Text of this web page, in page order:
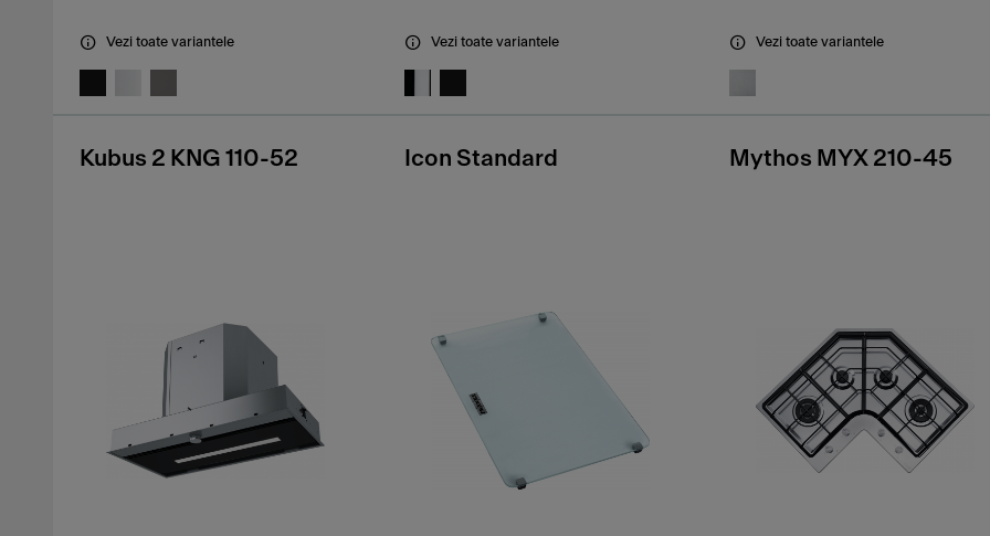
Vezi toate variantele
Kubus 2 KNG 110-52
Vezi toate variantele
Icon Standard
Vezi toate variantele
Mythos MYX 210-45